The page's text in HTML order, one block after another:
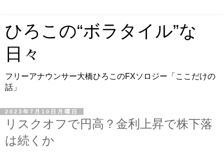
ひろこの“ボラタイル”な
日々
フリーアナウンサー大橋ひろこのFXソロジー「ここだけの
話」
2023年7月10日月曜日
リスクオフで円高？金利上昇で株下落
は続くか